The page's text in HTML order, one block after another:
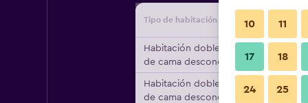
Tipo de habitación
Habitación doble, tipo
de cama desconocido
Habitación doble, tipo
de cama desconocido
10 11
17 18
24 25